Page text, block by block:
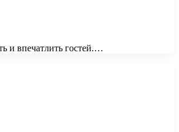
и впечатлить гостей.…